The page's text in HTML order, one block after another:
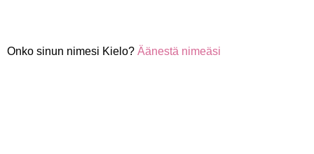
Onko sinun nimesi Kielo? Äänestä nimeäsi